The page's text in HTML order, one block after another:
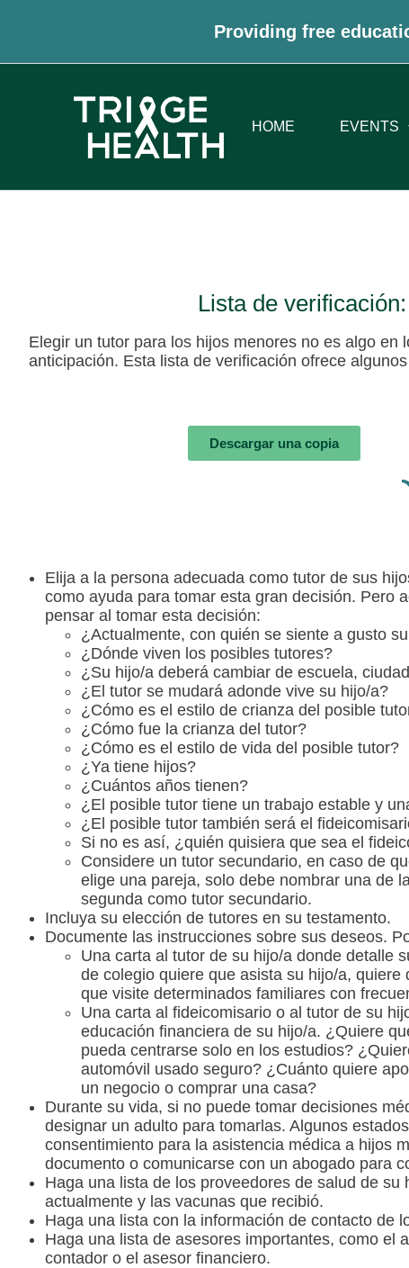
Providing free
HOME EVENTS
Lista de
Elegir un tutor para los hijos menores no es algo
anticipación. Esta lista de verificación ofrece
Descargar una copia
Elija a la persona adecuada como tutor de sus
como ayuda para tomar esta gran decisión. Pero
pensar al tomar esta decisión:
¿Actualmente, con quién se siente a gusto
¿Dónde viven los posibles tutores?
¿Su hijo/a deberá cambiar de escuela,
¿El tutor se mudará adonde vive su hijo/a?
¿Cómo es el estilo de crianza del posible
¿Cómo fue la crianza del tutor?
¿Cómo es el estilo de vida del posible tutor?
¿Ya tiene hijos?
¿Cuántos años tienen?
¿El posible tutor tiene un trabajo estable y
¿El posible tutor también será el
Si no es así, ¿quién quisiera que sea el
Considere un tutor secundario, en caso de
elige una pareja, solo debe nombrar una de
segunda como tutor secundario.
Incluya su elección de tutores en su testamento.
Documente las instrucciones sobre sus deseos.
Una carta al tutor de su hijo/a donde detalle
de colegio quiere que asista su hijo/a,
que visite determinados familiares con
Una carta al fideicomisario o al tutor de su
educación financiera de su hijo/a. ¿Quiere
pueda centrarse solo en los estudios?
automóvil usado seguro? ¿Cuánto quiere
un negocio o comprar una casa?
Durante su vida, si no puede tomar decisiones
designar un adulto para tomarlas. Algunos
consentimiento para la asistencia médica a hijos
documento o comunicarse con un abogado para
Haga una lista de los proveedores de salud de
actualmente y las vacunas que recibió.
Haga una lista con la información de contacto de
Haga una lista de asesores importantes, como el
contador o el asesor financiero.